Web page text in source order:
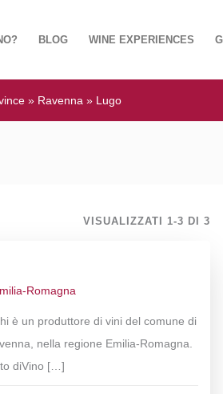
BLOG WINE EXPERIENCES
» Ravenna » Lugo
VISUALIZZATI 1-3 DI 3
Romagna
è un produttore di vini del comune di
nella regione Emilia-Romagna.
diVino […]